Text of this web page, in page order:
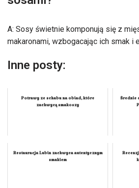
A: Sosy świetnie komponują się z
makaronami, wzbogacając ich smak i
Inne posty:
Potrawy ze schabu na obiad, które
zachwycą smakoszy
Średnie
Restauracja Lubin zachwyca autentycznym
smakiem